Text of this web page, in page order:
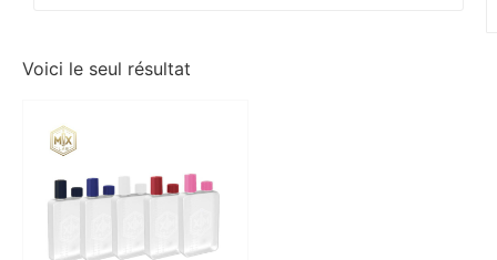
Voici le seul résultat